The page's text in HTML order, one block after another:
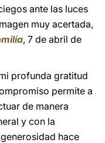
ante las luces
muy acertada,
, 7 de abril de
profunda gratitud
permite a
de manera
y con la
hace